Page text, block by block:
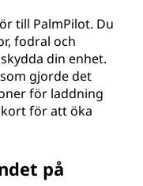
till PalmPilot. Du
fodral och
din enhet.
gjorde det
för laddning
för att öka
på